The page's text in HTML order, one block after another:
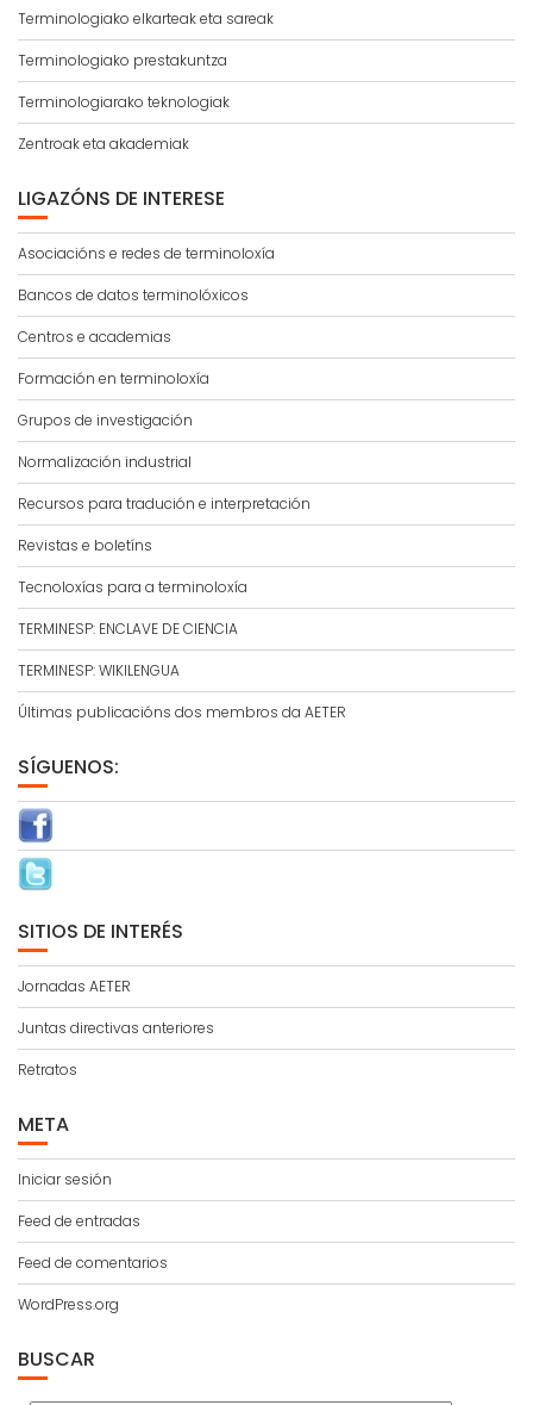
Terminologiako elkarteak eta sareak
Terminologiako prestakuntza
Terminologiarako teknologiak
Zentroak eta akademiak
LIGAZÓNS DE INTERESE
Asociacións e redes de terminoloxía
Bancos de datos terminolóxicos
Centros e academias
Formación en terminoloxía
Grupos de investigación
Normalización industrial
Recursos para tradución e interpretación
Revistas e boletíns
Tecnoloxías para a terminoloxía
TERMINESP: ENCLAVE DE CIENCIA
TERMINESP: WIKILENGUA
Últimas publicacións dos membros da AETER
SÍGUENOS:
SITIOS DE INTERÉS
Jornadas AETER
Juntas directivas anteriores
Retratos
META
Iniciar sesión
Feed de entradas
Feed de comentarios
WordPress.org
BUSCAR